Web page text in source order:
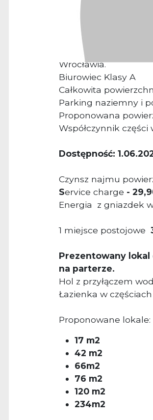
Prowizje pokrywa
Kompleks biurowy
Wrocławia.
Biurowiec Klasy A
Całkowita
Parking naziemny i
Proponowana
Współczynnik części
Dostępność:
Czynsz najmu
Service charge -
Energia z gniazdek
1 miejsce postojowe
Prezentowany
na parterze.
Hol z przyłączem
Łazienka w
Proponowane lokale:
17 m2
42 m2
66m2
76 m2
120 m2
234m2